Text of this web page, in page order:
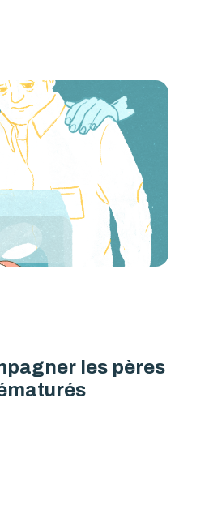
les pères